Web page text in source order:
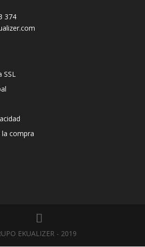
374
la compra
EKUALIZER - 2019